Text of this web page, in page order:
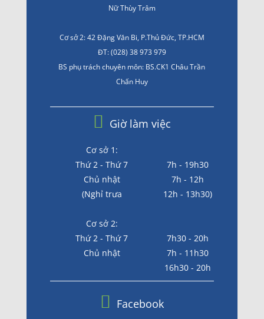
Nữ Thùy Trâm
Cơ sở 2: 42 Đặng Văn Bi, P.Thủ Đức, TP.HCM
ĐT: (028) 38 973 979
BS phụ trách chuyên môn: BS.CK1 Châu Trần
Chấn Huy
Giờ làm việc
Cơ sở 1:
Thứ 2 - Thứ 7
7h - 19h30
Chủ nhật
7h - 12h
(Nghỉ trưa
12h - 13h30)
Cơ sở 2:
Thứ 2 - Thứ 7
7h30 - 20h
Chủ nhật
7h - 11h30
16h30 - 20h
Facebook